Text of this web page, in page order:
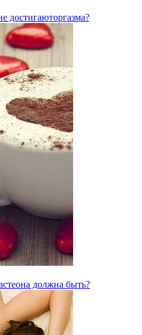
достигаюторгазма?
она должна быть?